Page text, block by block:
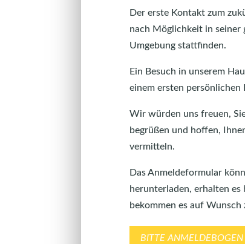
Der erste Kontakt zum
nach Möglichkeit in seiner
Umgebung stattfinden.
Ein Besuch in unserem
einem ersten persönlichen
Wir würden uns freuen,
begrüßen und hoffen,
vermitteln.
Das Anmeldeformular
herunterladen, erhalten es
bekommen es auf Wunsch
BITTE